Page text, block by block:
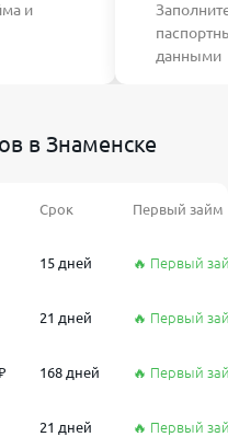
и
данными
в Знаменске
Срок Первый займ
15 дней 🔥 Первый
21 дней 🔥 Первый
168 дней 🔥 Первый
21 дней 🔥 Первый